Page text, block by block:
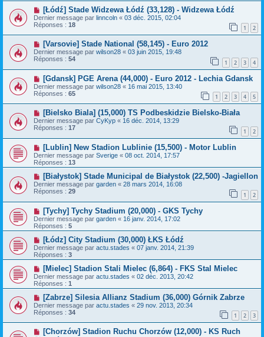
[Łódź] Stade Widzewa Łódź (33,128) - Widzewa Łódź
Dernier message par linncoln « 03 déc. 2015, 02:04
Réponses : 18 1 2
[Varsovie] Stade National (58,145) - Euro 2012
Dernier message par wilson28 « 03 juin 2015, 19:48
Réponses : 54 1 2 3 4
[Gdansk] PGE Arena (44,000) - Euro 2012 - Lechia Gdansk
Dernier message par wilson28 « 16 mai 2015, 13:40
Réponses : 65 1 2 3 4 5
[Bielsko Biala] (15,000) TS Podbeskidzie Bielsko-Biała
Dernier message par CyKyp « 16 déc. 2014, 13:29
Réponses : 17 1 2
[Lublin] New Stadion Lublinie (15,500) - Motor Lublin
Dernier message par Sverige « 08 oct. 2014, 17:57
Réponses : 13
[Białystok] Stade Municipal de Białystok (22,500) -Jagiellon
Dernier message par garden « 28 mars 2014, 16:08
Réponses : 29 1 2
[Tychy] Tychy Stadium (20,000) - GKS Tychy
Dernier message par garden « 16 janv. 2014, 17:02
Réponses : 5
[Łódz] City Stadium (30,000) ŁKS Łódź
Dernier message par actu.stades « 07 janv. 2014, 21:39
Réponses : 3
[Mielec] Stadion Stali Mielec (6,864) - FKS Stal Mielec
Dernier message par actu.stades « 02 déc. 2013, 20:42
Réponses : 1
[Zabrze] Silesia Allianz Stadium (36,000) Górnik Zabrze
Dernier message par actu.stades « 29 nov. 2013, 20:34
Réponses : 34 1 2 3
[Chorzów] Stadion Ruchu Chorzów (12,000) - KS Ruch